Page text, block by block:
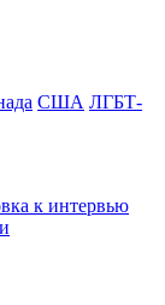
США ЛГБТ-
к интервью